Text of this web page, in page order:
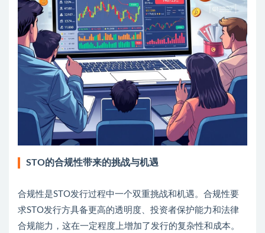
STO的合规性带来的挑战与机遇
合规性是STO发行过程中一个双重挑战和机遇。合规性要
求STO发行方具备更高的透明度、投资者保护能力和法律
合规能力，这在一定程度上增加了发行的复杂性和成本。